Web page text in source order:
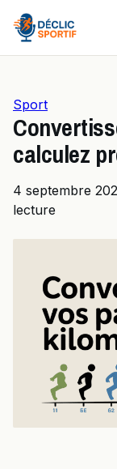
Sport
calculez
4 septembre
lecture